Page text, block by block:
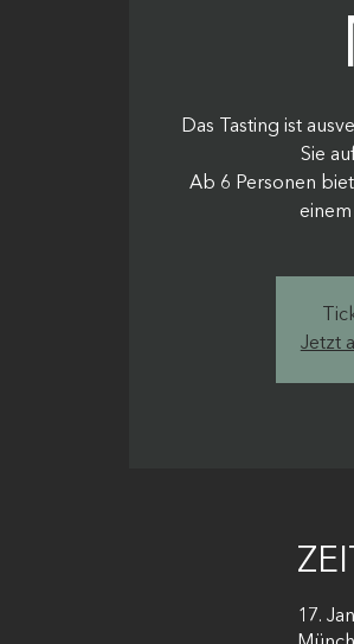
Das Tasting ist
Sie
Ab 6 Personen
Jetzt
17.